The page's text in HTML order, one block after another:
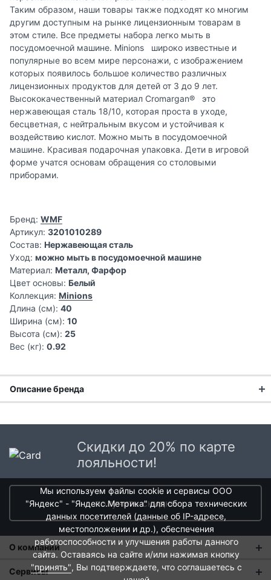
Таким образом, наши товары также подходят ко многим
другим доступным на рынке лицензионным товарам в
этом стиле. Все предметы набора легко мыть в
посудомоечной машине. Minions широко известные и
популярные во всем мире персонажи, с изображением
которых появилось большое количество различных
лицензионных продуктов для детей от 3 до 9 лет.
Высококачественный материал Cromargan® это
нержавеющая сталь 18/10, которая проста в уходе,
бесцветная, с нейтральным вкусом и устойчивая к
воздействию кислот. Можно мыть в посудомоечной
машине. Красивая подарочная упаковка. Дети в игровой
форме учатся основам обращения со столовыми
приборами.
Бренд: WMF
Артикул: 3201010289
Состав: Нержавеющая сталь
Уход: можно мыть в посудомоечной машине
Материал: Металл, Фарфор
Цвет основы: Белый
Коллекция: Minions
Длина (см): 40
Ширина (см): 10
Высота (см): 25
Вес (кг): 0.92
Описание бренда
берет свое начало с 1853 года, когда предприниматель
Швейцерам организовать фабрику по производству
столовых приборов из стали. Так было положено начало
«Metallwarenfabrik Straub& Schweizer». Сегодня продукция
WMF прочно заняла первое место на рынке столовых
приборов и сервировки стола в Европе. А создание особого,
ударопрочного стекла WMF Hotel для ресторанов позволило
полностью обеспечивать лучшие отели и ресторана мира
продукцией с логотипом WMF Hotel.
Скидки до 20% по карте
лояльности!
получить скидки
О компании
О нас
Сервисы
Мы используем файлы cookie и сервисы ООО
"Яндекс" - "Яндекс.Метрика" для сбора технических
данных посетителей (данные об IP-адресе,
местоположении и др.), обеспечения
работоспособности и улучшения работы данного
сайта. Оставаясь на сайте и/или нажимая кнопку
"принять", Вы подтверждаете, что соглашаетесь с